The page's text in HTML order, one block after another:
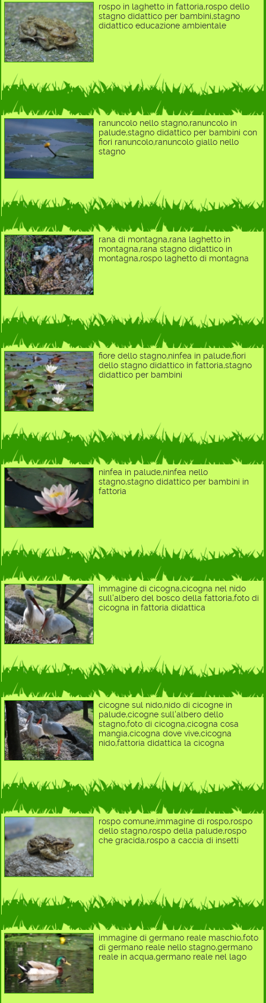
rospo in laghetto in fattoria,rospo dello
stagno didattico per bambini,stagno
didattico educazione ambientale
ranuncolo nello stagno,ranuncolo in
palude,stagno didattico per bambini con
fiori ranuncolo,ranuncolo giallo nello
stagno
rana di montagna,rana laghetto in
montagna,rana stagno didattico in
montagna,rospo laghetto di montagna
fiore dello stagno,ninfea in palude,fiori
dello stagno didattico in fattoria,stagno
didattico per bambini
ninfea in palude,ninfea nello
stagno,stagno didattico per bambini in
fattoria
immagine di cicogna,cicogna nel nido
sull'albero del bosco della fattoria,foto di
cicogna in fattoria didattica
cicogne sul nido,nido di cicogne in
palude,cicogne sull'albero dello
stagno,foto di cicogna,cicogna cosa
mangia,cicogna dove vive,cicogna
nido,fattoria didattica la cicogna
rospo comune,immagine di rospo,rospo
dello stagno,rospo della palude,rospo
che gracida,rospo a caccia di insetti
immagine di germano reale maschio,foto
di germano reale nello stagno,germano
reale in acqua,germano reale nel lago